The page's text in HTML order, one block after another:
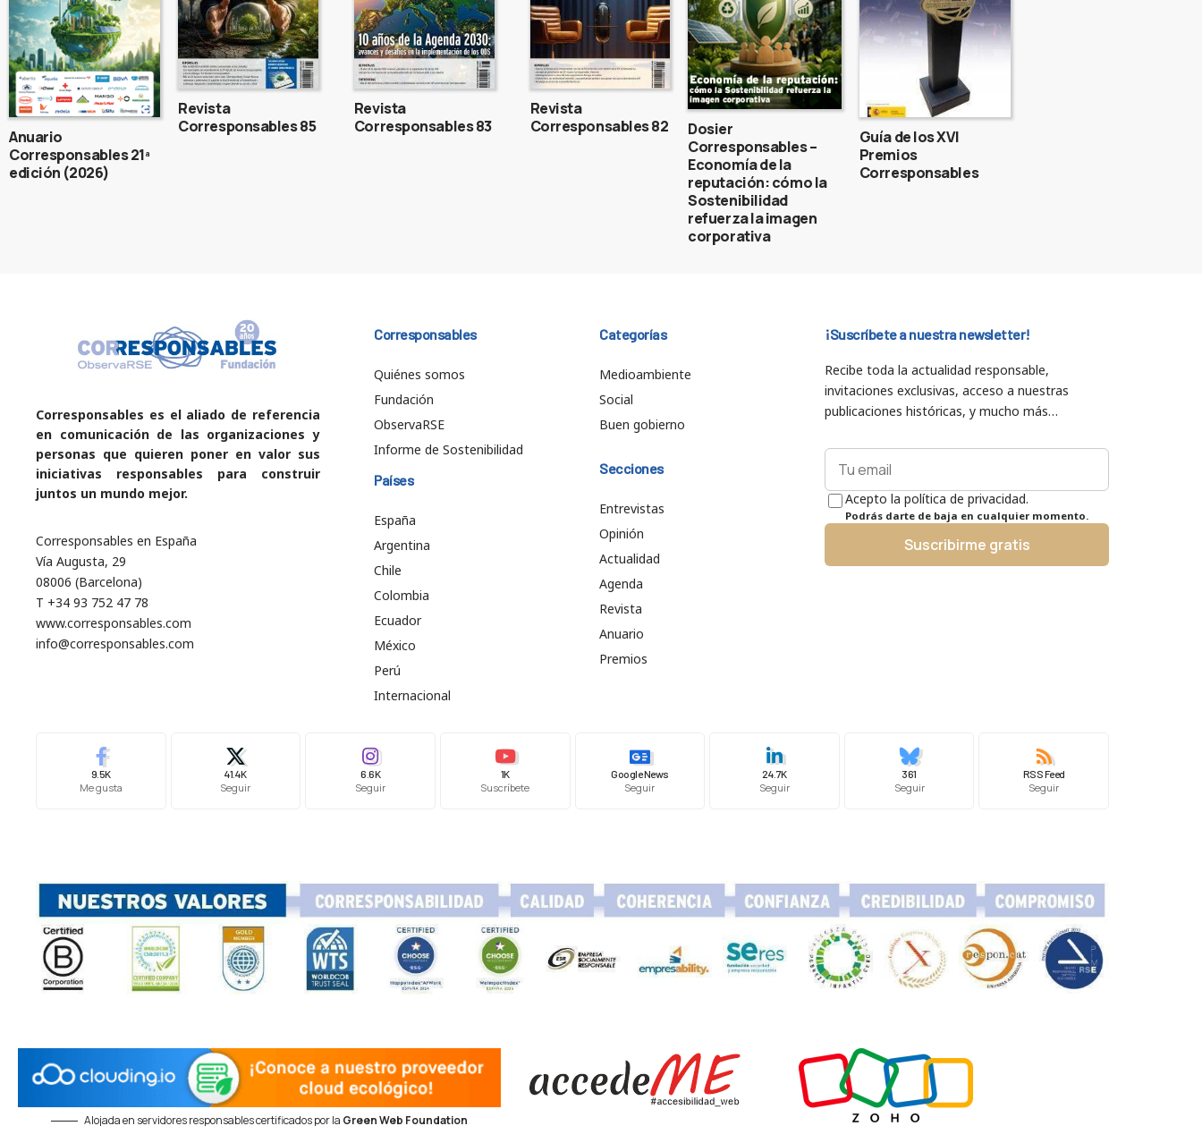
Anuario
Corresponsables 21ª
edición (2026)
Revista
Corresponsables 85
Revista
Corresponsables 83
Revista
Corresponsables 82
Dosier
Corresponsables –
Economía de la
reputación: cómo la
Sostenibilidad
refuerza la imagen
corporativa
Guía de los XVI
Premios
Corresponsables
Corresponsables es el aliado de referencia
en comunicación de las organizaciones y
personas que quieren poner en valor sus
iniciativas responsables para construir
juntos un mundo mejor.
Corresponsables en España
Vía Augusta, 29
08006 (Barcelona)
T +34 93 752 47 78
www.corresponsables.com
info@corresponsables.com
Corresponsables
Quiénes somos
Fundación
ObservaRSE
Informe de Sostenibilidad
Países
España
Argentina
Chile
Colombia
Ecuador
México
Perú
Internacional
Categorías
Medioambiente
Social
Buen gobierno
Secciones
Entrevistas
Opinión
Actualidad
Agenda
Revista
Anuario
Premios
¡Suscríbete a nuestra newsletter!
Recibe toda la actualidad responsable,
invitaciones exclusivas, acceso a nuestras
publicaciones históricas, y mucho más…
Acepto la política de privacidad.
Podrás darte de baja en cualquier momento.
Suscribirme gratis
9.5K
Me gusta
41.4K
Seguir
6.6K
Seguir
1K
Suscríbete
Google News
Seguir
24.7K
Seguir
361
Seguir
RSS Feed
Seguir
Alojada en servidores responsables certificados por la Green Web Foundation